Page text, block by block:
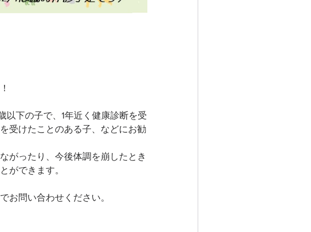
下の子で、1年近く健康診断を受
受けたことのある子、などにお勧
がったり、今後体調を崩したとき
ができます。
お問い合わせください。